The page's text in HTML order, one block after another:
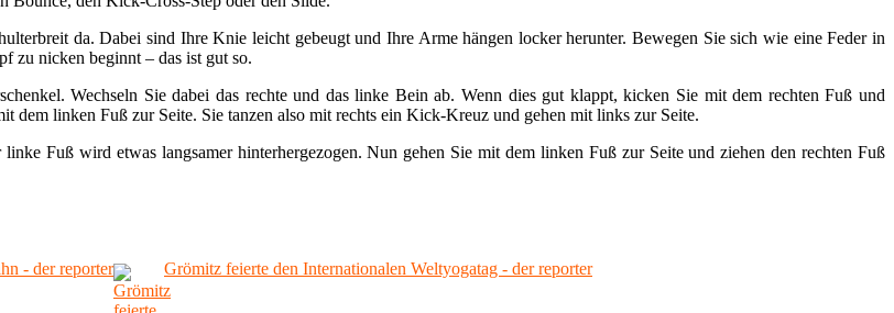
da. Dabei sind Ihre Knie leicht gebeugt und Ihre Arme hängen locker herunter. Bewegen Sie sich wie eine Feder in
zu nicken beginnt – das ist gut so.
Wechseln Sie dabei das rechte und das linke Bein ab. Wenn dies gut klappt, kicken Sie mit dem rechten Fuß und
dem linken Fuß zur Seite. Sie tanzen also mit rechts ein Kick-Kreuz und gehen mit links zur Seite.
Fuß wird etwas langsamer hinterhergezogen. Nun gehen Sie mit dem linken Fuß zur Seite und ziehen den rechten Fuß
- der reporter Grömitz feierte den Internationalen Weltyogatag - der reporter